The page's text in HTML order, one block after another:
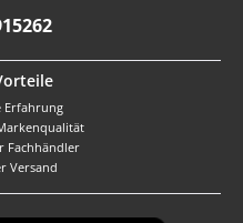
Erfahrung
Fachhändler
Versand